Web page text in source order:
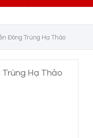
Đông Trùng Hạ Thảo